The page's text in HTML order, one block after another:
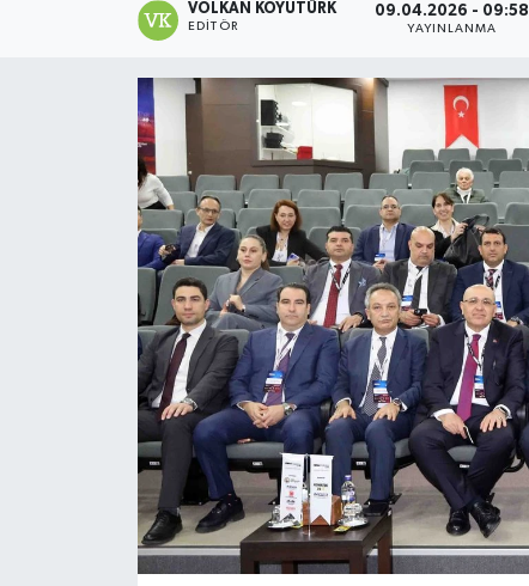
VOLKAN KOYUTÜRK
EDITÖR
09.04.2026 - 09:58
YAYINLANMA
Magazin
Resmi İlanlar
Yerel Yönetimler
Yurttan